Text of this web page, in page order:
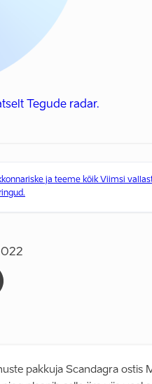
Tegude radar.
ja teeme kõik Viimsi
pakkuja Scandagra ostis